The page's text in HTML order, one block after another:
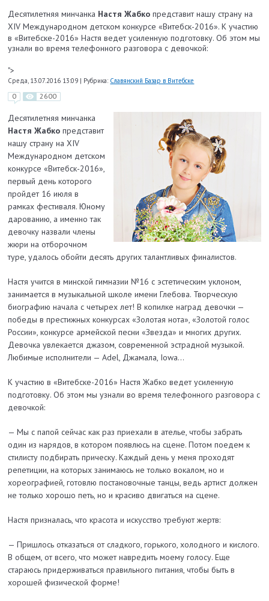
Десятилетняя минчанка Настя Жабко представит нашу страну на
XIV Международном детском конкурсе «Витебск-2016».К участию
в «Витебске-2016» Настя ведет усиленную подготовку. Об этом мы
узнали во время телефонного разговора с девочкой:
">
Среда, 13.07.2016 13:09 | Рубрика: Славянский Базар в Витебске
0 2600
Десятилетняя минчанка
Настя Жабко представит
нашу страну на XIV
Международном детском
конкурсе «Витебск-2016»,
первый день которого
пройдет 16 июля в
рамках фестиваля. Юному
дарованию, а именно так
девочку назвали члены
жюри на отборочном
туре, удалось обойти десять других талантливых финалистов.
Настя учится в минской гимназии №16 с эстетическим уклоном,
занимается в музыкальной школе имени Глебова. Творческую
биографию начала с четырех лет! В копилке наград девочки —
победы в престижных конкурсах «Золотая нота», «Золотой голос
России», конкурсе армейской песни «Звезда» и многих других.
Девочка увлекается джазом, современной эстрадной музыкой.
Любимые исполнители — Adel, Джамала, Iowa...
К участию в «Витебске-2016» Настя Жабко ведет усиленную
подготовку. Об этом мы узнали во время телефонного разговора с
девочкой:
— Мы с папой сейчас как раз приехали в ателье, чтобы забрать
один из нарядов, в котором появлюсь на сцене. Потом поедем к
стилисту подбирать прическу. Каждый день у меня проходят
репетиции, на которых занимаюсь не только вокалом, но и
хореографией, готовлю постановочные танцы, ведь артист должен
не только хорошо петь, но и красиво двигаться на сцене.
Настя призналась, что красота и искусство требуют жертв:
— Пришлось отказаться от сладкого, горького, холодного и кислого.
В общем, от всего, что может навредить моему голосу. Еще
стараюсь придерживаться правильного питания, чтобы быть в
хорошей физической форме!